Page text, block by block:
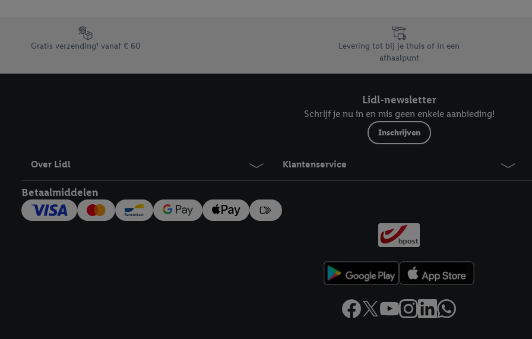
Footerelement met de verschillende USPs van Lidl.be
Gratis verzending¹ vanaf € 60
Levering tot bij je thuis of in een
afhaalpunt
Lidl-newsletter
Schrijf je nu in en mis geen enkele aanbieding!
Inschrijven
Over Lidl Klantenservice
Betaalmiddelen
Onder “Aanpassen” kunt u individuele doeleinden toestaan en meer informatie vinden over de
Door op “weigeren” te klikken, kunt u alleen het gebruik van de noodzakelijke technologieën
“aanvaarden” te klikken, stemt u in met alle verwerkingen voor alle bovengenoemde doeleinden.